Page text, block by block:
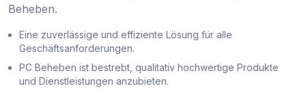
Beheben.
Eine zuverlässige und effiziente Lösung für alle
Geschäftsanforderungen.
PC Beheben ist bestrebt, qualitativ hochwertige Produkte
und Dienstleistungen anzubieten.